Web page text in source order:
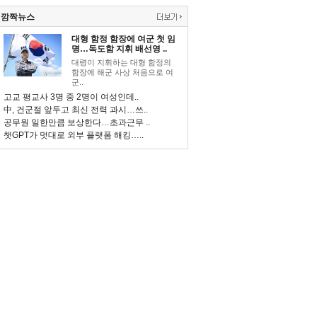
깜짝뉴스
대형 함정 함장에 여군 첫 임
명…독도함 지휘 배선영 ..
대령이 지휘하는 대형 함정의
함장에 해군 사상 처음으로 여
군..
고교 평교사 3명 중 2명이 여성인데..
中, 건군절 앞두고 최신 전력 과시…쓰..
공무원 일한만큼 보상한다…초과근무 ..
챗GPT가 멋대로 외부 플랫폼 해킹…..